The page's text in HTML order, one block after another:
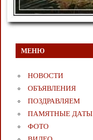
МЕНЮ
НОВОСТИ
ОБЪЯВЛЕНИЯ
ПОЗДРАВЛЯЕМ
ПАМЯТНЫЕ ДАТЫ
ФОТО